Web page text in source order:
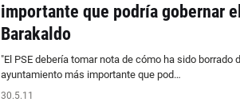
importante que podría gobernar
Barakaldo
"El PSE debería tomar nota de cómo ha sido borrado
ayuntamiento más importante que pod…
30.5.11